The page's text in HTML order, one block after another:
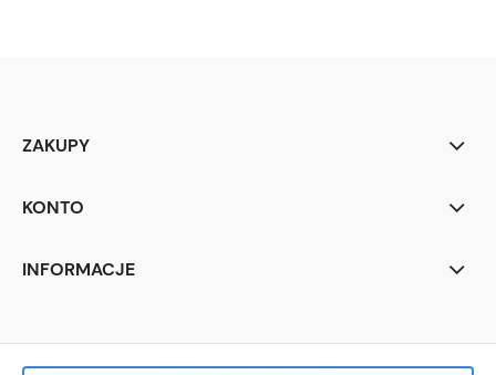
ZAKUPY
KONTO
INFORMACJE